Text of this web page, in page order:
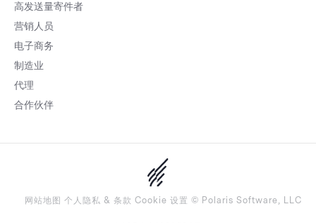
高发送量寄件者
营销人员
电子商务
制造业
代理
合作伙伴
网站地图 个人隐私 & 条款 Cookie 设置 © Polaris Software, LLC